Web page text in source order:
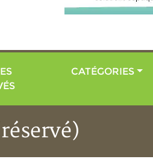
CATÉGORIES